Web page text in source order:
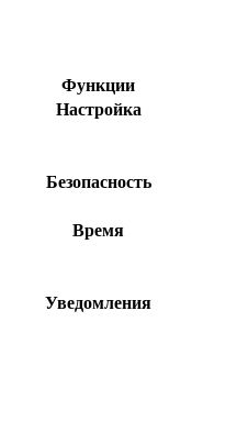
Функции
Настройка
Безопасность
Время
Уведомления